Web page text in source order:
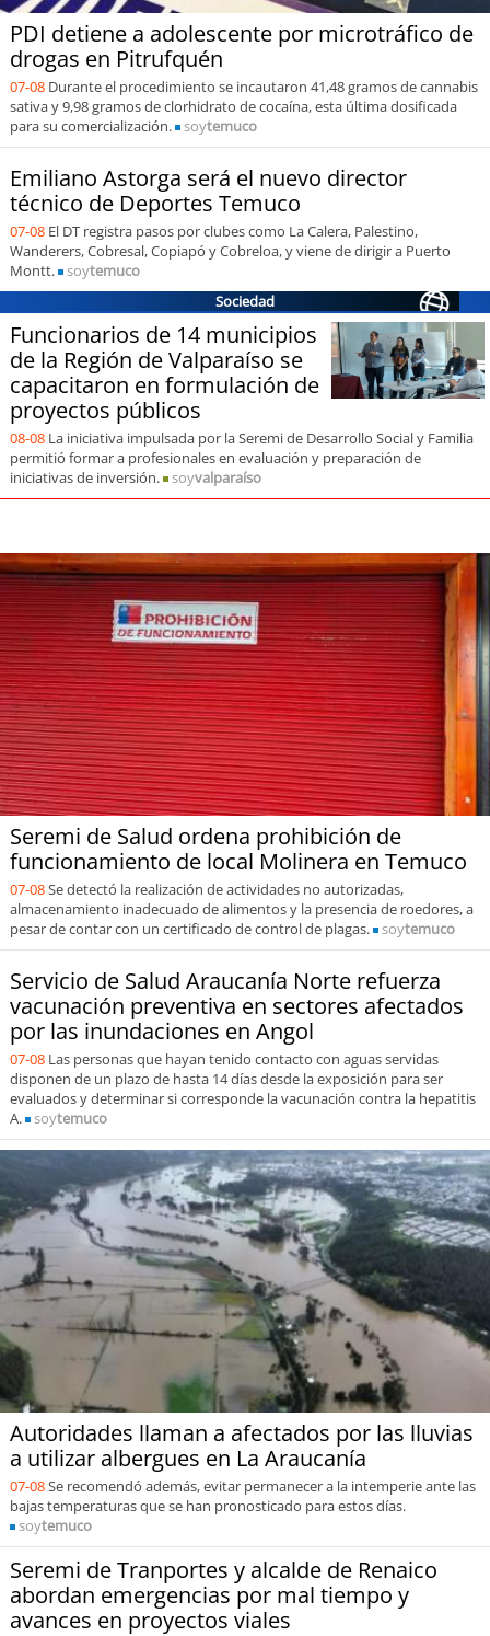
soypuertomontt
soy chiloé
PDI detiene a adolescente por microtráfico de
drogas en Pitrufquén
07-08 Durante el procedimiento se incautaron 41,48 gramos de cannabis
sativa y 9,98 gramos de clorhidrato de cocaína, esta última dosificada
para su comercialización.
soytemuco
Emiliano Astorga será el nuevo director
técnico de Deportes Temuco
07-08 El DT registra pasos por clubes como La Calera, Palestino,
Wanderers, Cobresal, Copiapó y Cobreloa, y viene de dirigir a Puerto
Montt.
soytemuco
Sociedad
Funcionarios de 14 municipios
de la Región de Valparaíso se
capacitaron en formulación de
proyectos públicos
08-08 La iniciativa impulsada por la Seremi de Desarrollo Social y Familia
permitió formar a profesionales en evaluación y preparación de
iniciativas de inversión.
soyvalparaíso
Seremi de Salud ordena prohibición de
funcionamiento de local Molinera en Temuco
07-08Se detectó la realización de actividades no autorizadas,
almacenamiento inadecuado de alimentos y la presencia de roedores, a
pesar de contar con un certificado de control de plagas.
soytemuco
Servicio de Salud Araucanía Norte refuerza
vacunación preventiva en sectores afectados
por las inundaciones en Angol
07-08 Las personas que hayan tenido contacto con aguas servidas
disponen de un plazo de hasta 14 días desde la exposición para ser
evaluados y determinar si corresponde la vacunación contra la hepatitis
A.
soytemuco
Autoridades llaman a afectados por las lluvias
a utilizar albergues en La Araucanía
07-08Se recomendó además, evitar permanecer a la intemperie ante las
bajas temperaturas que se han pronosticado para estos días.
soytemuco
Seremi de Tranportes y alcalde de Renaico
abordan emergencias por mal tiempo y
avances en proyectos viales